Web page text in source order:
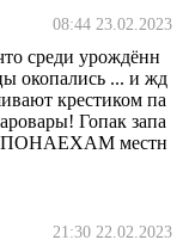
08:44 23.02.2023
среди урождённ
окопались ... и жд
крестиком па
Гопак запа
к ПОНАЕХАМ местн
21:30 22.02.2023